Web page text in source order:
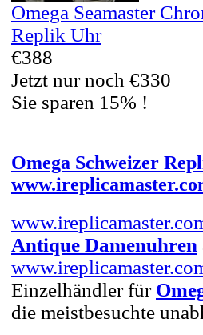
Omega Seamaster
Replik Uhr
€388
Jetzt nur noch €330
Sie sparen 15% !
Omega Schweizer
Antique Damenuhren
Einzelhändler für
die meistbesuchte